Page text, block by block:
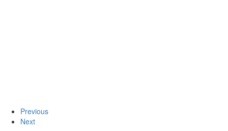
Previous
Next